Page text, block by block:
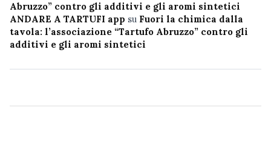
Abruzzo” contro gli additivi e gli aromi sintetici
ANDARE A TARTUFI app su Fuori la chimica dalla
tavola: l’associazione “Tartufo Abruzzo” contro gli
additivi e gli aromi sintetici